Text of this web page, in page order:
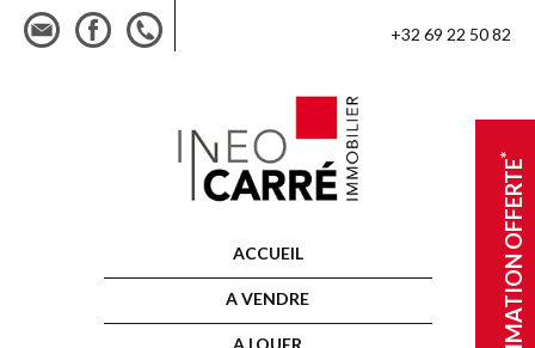
ESTIMATION OFFERTE
*
+32 69 22 50 82
ACCUEIL
A VENDRE
A LOUER